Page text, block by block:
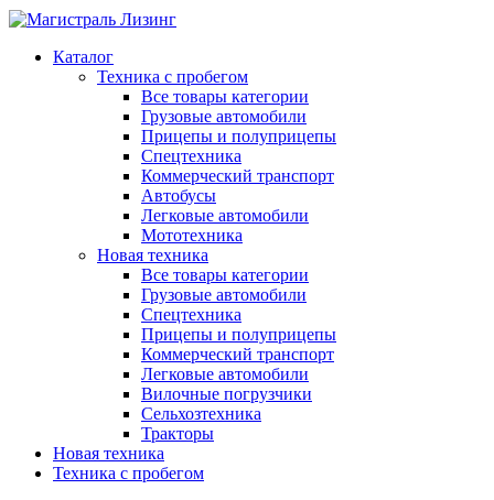
Каталог
Техника с пробегом
Все товары категории
Грузовые автомобили
Прицепы и полуприцепы
Спецтехника
Коммерческий транспорт
Автобусы
Легковые автомобили
Мототехника
Новая техника
Все товары категории
Грузовые автомобили
Спецтехника
Прицепы и полуприцепы
Коммерческий транспорт
Легковые автомобили
Вилочные погрузчики
Сельхозтехника
Тракторы
Новая техника
Техника с пробегом